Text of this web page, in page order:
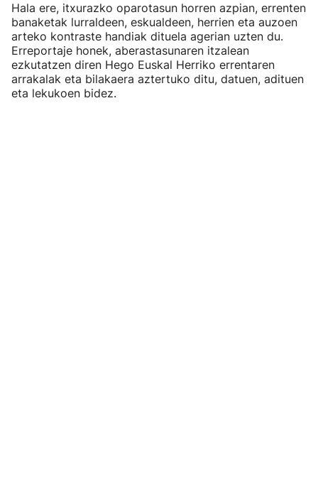
Hala ere, itxurazko oparotasun horren azpian, errenten
banaketak lurraldeen, eskualdeen, herrien eta auzoen
arteko kontraste handiak dituela agerian uzten du.
Erreportaje honek, aberastasunaren itzalean
ezkutatzen diren Hego Euskal Herriko errentaren
arrakalak eta bilakaera aztertuko ditu, datuen, adituen
eta lekukoen bidez.